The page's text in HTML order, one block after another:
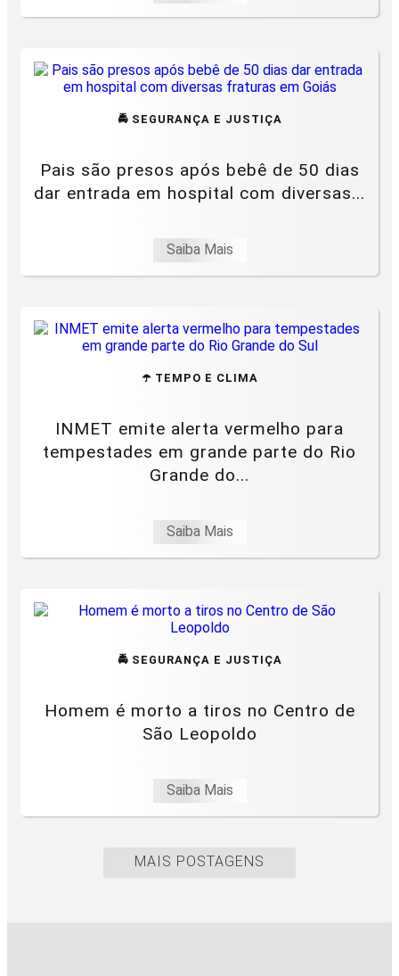
🚔 SEGURANÇA E JUSTIÇA
Pais são presos após bebê de 50 dias
dar entrada em hospital com diversas...
Saiba Mais
☂️ TEMPO E CLIMA
INMET emite alerta vermelho para
tempestades em grande parte do Rio
Grande do...
Saiba Mais
🚔 SEGURANÇA E JUSTIÇA
Homem é morto a tiros no Centro de
São Leopoldo
Saiba Mais
MAIS POSTAGENS